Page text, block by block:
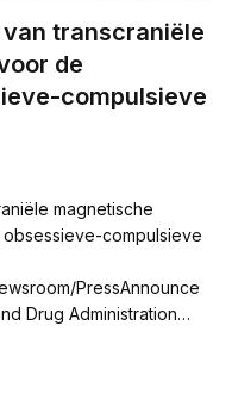
transcraniële
de
compulsieve
magnetische
compulsieve
PressAnnounce
Drug Administration…